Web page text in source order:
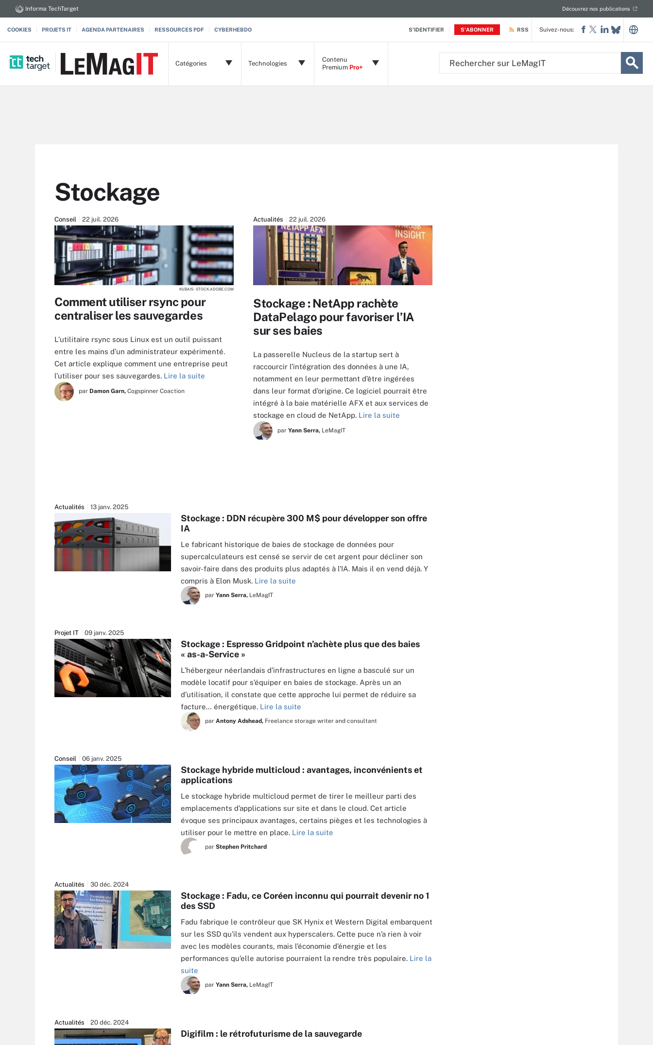
S'IDENTIFIER S'ABONNER
Informa TechTarget Découvrez nos publications
COOKIES PROJETS IT AGENDA PARTENAIRES RESSOURCES PDF CYBERHEBDO RSS
Catégories Technologies
Contenu
Premium Pro+
Suivez-nous:
Stockage
Conseil 22 juil. 2026
KUBAIS - STOCK.ADOBE.COM
Comment utiliser rsync pour
centraliser les sauvegardes
L’utilitaire rsync sous Linux est un outil puissant
entre les mains d’un administrateur expérimenté.
Cet article explique comment une entreprise peut
l’utiliser pour ses sauvegardes. Lire la suite
par Damon Garn, Cogspinner Coaction
Actualités 22 juil. 2026
Stockage : NetApp rachète
DataPelago pour favoriser l’IA
sur ses baies
La passerelle Nucleus de la startup sert à
raccourcir l’intégration des données à une IA,
notamment en leur permettant d’être ingérées
dans leur format d’origine. Ce logiciel pourrait être
intégré à la baie matérielle AFX et aux services de
stockage en cloud de NetApp. Lire la suite
par Yann Serra, LeMagIT
Actualités 13 janv. 2025
Stockage : DDN récupère 300 M$ pour développer son offre
IA
Le fabricant historique de baies de stockage de données pour
supercalculateurs est censé se servir de cet argent pour décliner son
savoir-faire dans des produits plus adaptés à l’IA. Mais il en vend déjà. Y
compris à Elon Musk. Lire la suite
par Yann Serra, LeMagIT
Projet IT 09 janv. 2025
Stockage : Espresso Gridpoint n’achète plus que des baies
« as-a-Service »
L’hébergeur néerlandais d’infrastructures en ligne a basculé sur un
modèle locatif pour s’équiper en baies de stockage. Après un an
d’utilisation, il constate que cette approche lui permet de réduire sa
facture… énergétique. Lire la suite
par Antony Adshead, Freelance storage writer and consultant
Conseil 06 janv. 2025
Stockage hybride multicloud : avantages, inconvénients et
applications
Le stockage hybride multicloud permet de tirer le meilleur parti des
emplacements d’applications sur site et dans le cloud. Cet article
évoque ses principaux avantages, certains pièges et les technologies à
utiliser pour le mettre en place. Lire la suite
par Stephen Pritchard
Actualités 30 déc. 2024
Stockage : Fadu, ce Coréen inconnu qui pourrait devenir no 1
des SSD
Fadu fabrique le contrôleur que SK Hynix et Western Digital embarquent
sur les SSD qu'ils vendent aux hyperscalers. Cette puce n’a rien à voir
avec les modèles courants, mais l’économie d’énergie et les
performances qu’elle autorise pourraient la rendre très populaire. Lire la
suite
par Yann Serra, LeMagIT
Actualités 20 déc. 2024
Digifilm : le rétrofuturisme de la sauvegarde